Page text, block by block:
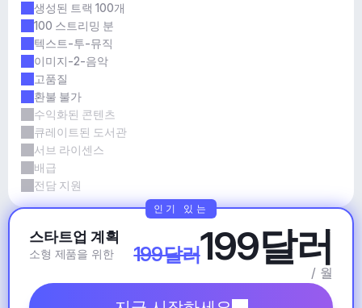
생성된 트랙 100개
100 스트리밍 분
텍스트-투-뮤직
이미지-2-음악
고품질
환불 불가
수익화된 콘텐츠
큐레이트된 도서관
서브 라이센스
배급
전담 지원
스타트업 계획
소형 제품을 위한 199달러199달러
/ 월
인기 있는